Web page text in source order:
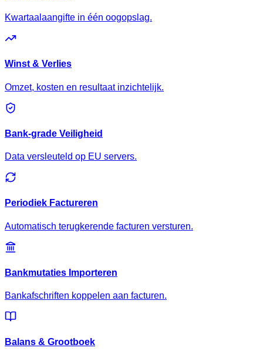
Kwartaalaangifte in één oogopslag.
Winst & Verlies
Omzet, kosten en resultaat inzichtelijk.
Bank-grade Veiligheid
Data versleuteld op EU servers.
Periodiek Factureren
Automatisch terugkerende facturen versturen.
Bankmutaties Importeren
Bankafschriften koppelen aan facturen.
Balans & Grootboek